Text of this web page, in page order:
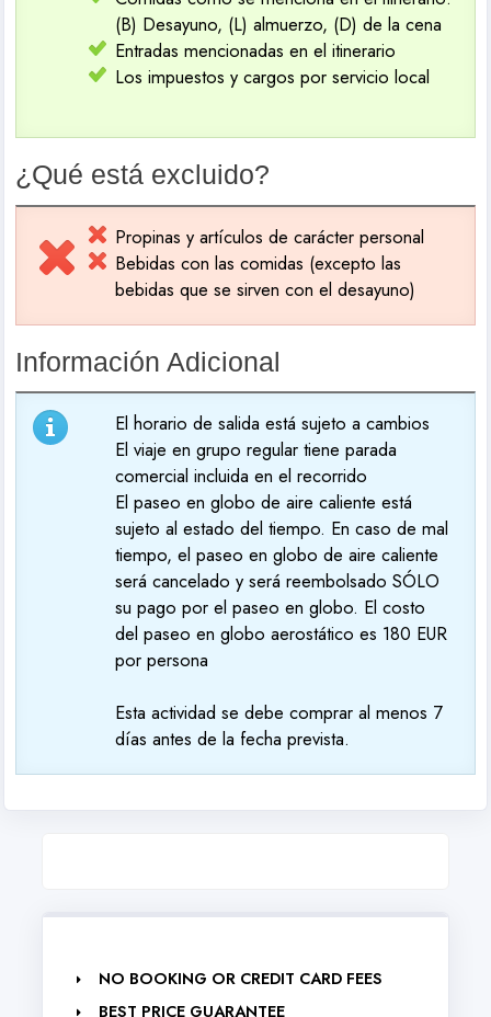
(B) Desayuno, (L) almuerzo, (D) de la cena
Entradas mencionadas en el itinerario
Los impuestos y cargos por servicio local
¿Qué está excluido?
Propinas y artículos de carácter personal
Bebidas con las comidas (excepto las
bebidas que se sirven con el desayuno)
Información Adicional
El horario de salida está sujeto a cambios
El viaje en grupo regular tiene parada
comercial incluida en el recorrido
El paseo en globo de aire caliente está
sujeto al estado del tiempo. En caso de mal
tiempo, el paseo en globo de aire caliente
será cancelado y será reembolsado SÓLO
su pago por el paseo en globo. El costo
del paseo en globo aerostático es 180 EUR
por persona
Esta actividad se debe comprar al menos 7
días antes de la fecha prevista.
NO BOOKING OR CREDIT CARD FEES
BEST PRICE GUARANTEE